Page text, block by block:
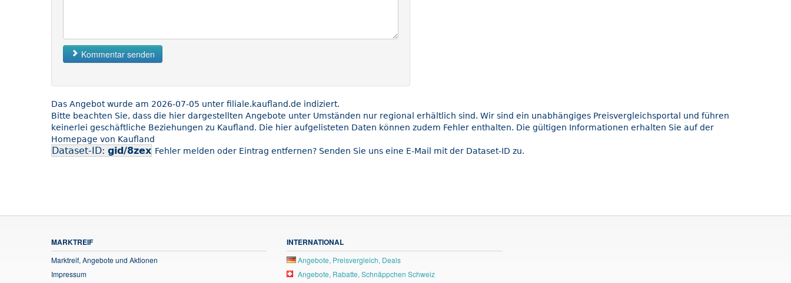
Kommentar senden
Das Angebot wurde am 2026-07-05 unter filiale.kaufland.de indiziert.
Bitte beachten Sie, dass die hier dargestellten Angebote unter Umständen nur regional erhältlich sind. Wir sind ein unabhängiges Preisvergleichsportal und führen
keinerlei geschäftliche Beziehungen zu Kaufland. Die hier aufgelisteten Daten können zudem Fehler enthalten. Die gültigen Informationen erhalten Sie auf der
Homepage von Kaufland
Dataset-ID: gid/8zex Fehler melden oder Eintrag entfernen? Senden Sie uns eine E-Mail mit der Dataset-ID zu.
MARKTREIF
Marktreif, Angebote und Aktionen
Impressum
INTERNATIONAL
Angebote, Preisvergleich, Deals
Angebote, Rabatte, Schnäppchen Schweiz